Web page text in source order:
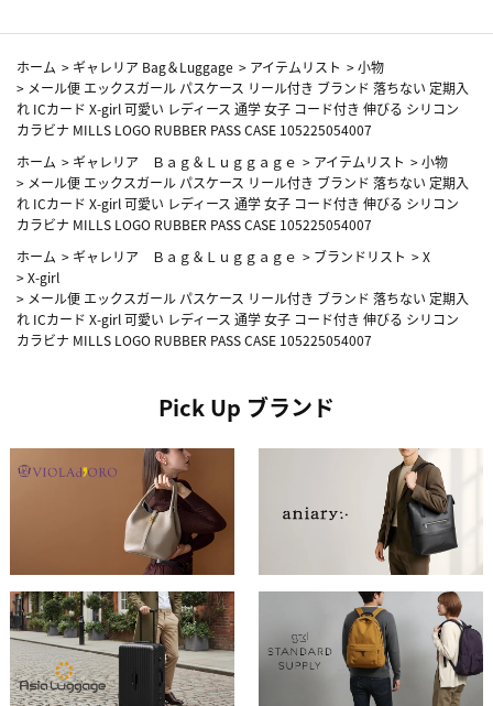
ホーム > ギャレリア Bag＆Luggage > アイテムリスト >小物
> メール便 エックスガール パスケース リール付き ブランド 落ちない 定期入
れ ICカード X-girl 可愛い レディース 通学 女子 コード付き 伸びる シリコン
カラビナ MILLS LOGO RUBBER PASS CASE 105225054007
ホーム > ギャレリア Ｂａｇ＆Ｌｕｇｇａｇｅ > アイテムリスト >小物
> メール便 エックスガール パスケース リール付き ブランド 落ちない 定期入
れ ICカード X-girl 可愛い レディース 通学 女子 コード付き 伸びる シリコン
カラビナ MILLS LOGO RUBBER PASS CASE 105225054007
ホーム > ギャレリア Ｂａｇ＆Ｌｕｇｇａｇｅ > ブランドリスト >X
>X-girl
> メール便 エックスガール パスケース リール付き ブランド 落ちない 定期入
れ ICカード X-girl 可愛い レディース 通学 女子 コード付き 伸びる シリコン
カラビナ MILLS LOGO RUBBER PASS CASE 105225054007
Pick Up ブランド